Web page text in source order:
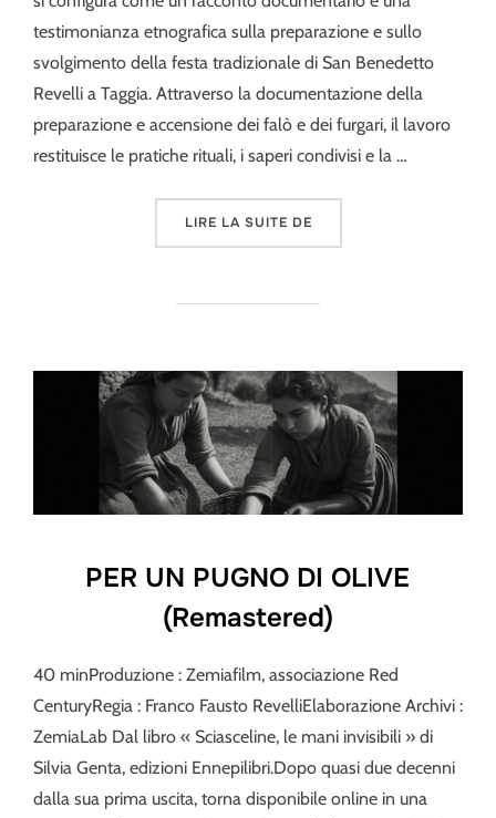
testimonianza etnografica sulla preparazione e sullo
svolgimento della festa tradizionale di San Benedetto
Revelli a Taggia. Attraverso la documentazione della
preparazione e accensione dei falò e dei furgari, il lavoro
restituisce le pratiche rituali, i saperi condivisi e la …
LIRE LA SUITE DE« FURGARI – FESTA DI
PER UN PUGNO DI OLIVE
(Remastered)
40 minProduzione : Zemiafilm, associazione Red
CenturyRegia : Franco Fausto RevelliElaborazione Archivi :
ZemiaLab Dal libro « Sciasceline, le mani invisibili » di
Silvia Genta, edizioni Ennepilibri.Dopo quasi due decenni
dalla sua prima uscita, torna disponibile online in una